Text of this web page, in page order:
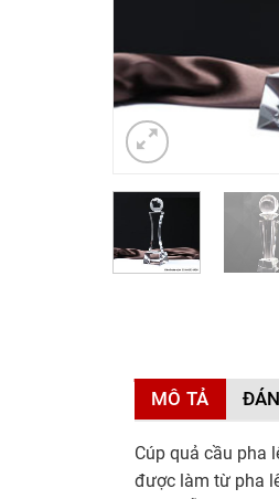
MÔ TẢ
Cúp quả cầu pha
được làm từ pha